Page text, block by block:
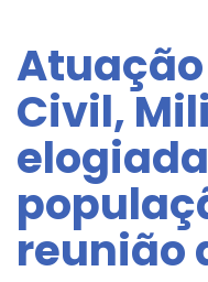
mercado de trabalho
Dalvana Penha toma
durante sessão da Câmara
Escola do Legislativo de
de alimentos ao Fundo
Arujá promove 2º
Conhecimento em Bem-
dos Ipês
Civil,
reunião